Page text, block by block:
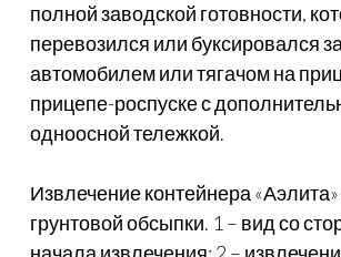
полной заводской готовности,
перевозился или буксировался
автомобилем или тягачом на
прицепе-роспуске с
одноосной тележкой.
Извлечение контейнера
грунтовой обсыпки. 1 – вид со